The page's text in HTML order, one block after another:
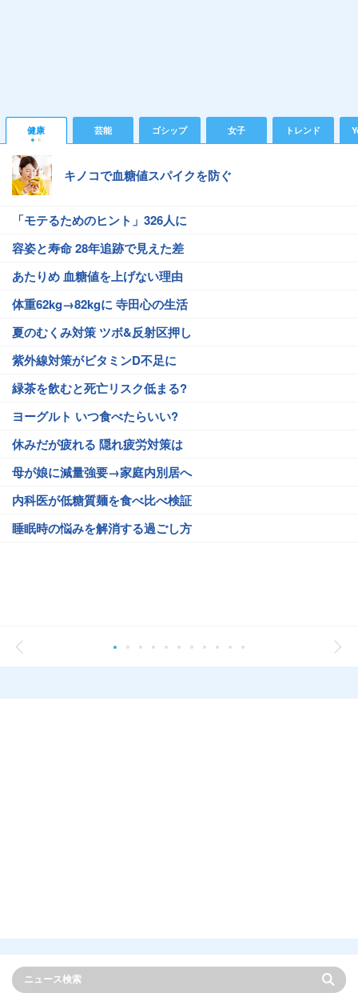
健康 芸能 ゴシップ 女子 トレンド
キノコで血糖値スパイクを防ぐ
「モテるためのヒント」326人に
容姿と寿命 28年追跡で見えた差
あたりめ 血糖値を上げない理由
体重62kg→82kgに 寺田心の生活
夏のむくみ対策 ツボ&反射区押し
紫外線対策がビタミンD不足に
緑茶を飲むと死亡リスク低まる?
ヨーグルト いつ食べたらいい?
休みだが疲れる 隠れ疲労対策は
母が娘に減量強要→家庭内別居へ
内科医が低糖質麺を食べ比べ検証
睡眠時の悩みを解消する過ごし方